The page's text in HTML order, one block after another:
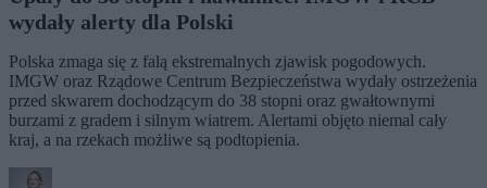
wydały alerty dla Polski
Polska zmaga się z falą ekstremalnych zjawisk pogodowych.
IMGW oraz Rządowe Centrum Bezpieczeństwa wydały ostrzeżenia
przed skwarem dochodzącym do 38 stopni oraz gwałtownymi
burzami z gradem i silnym wiatrem. Alertami objęto niemal cały
kraj, a na rzekach możliwe są podtopienia.